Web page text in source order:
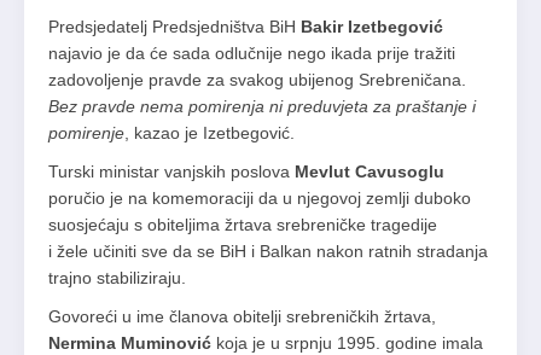
Predsjedatelj Predsjedništva BiH Bakir Izetbegović
najavio je da će sada odlučnije nego ikada prije tražiti
zadovoljenje pravde za svakog ubijenog Srebreničana.
Bez pravde nema pomirenja ni preduvjeta za praštanje i
pomirenje , kazao je Izetbegović.
Turski ministar vanjskih poslova Mevlut Cavusoglu
poručio je na komemoraciji da u njegovoj zemlji duboko
suosjećaju s obiteljima žrtava srebreničke tragedije
i žele učiniti sve da se BiH i Balkan nakon ratnih stradanja
trajno stabiliziraju.
Govoreći u ime članova obitelji srebreničkih žrtava,
Nermina Muminović koja je u srpnju 1995. godine imala